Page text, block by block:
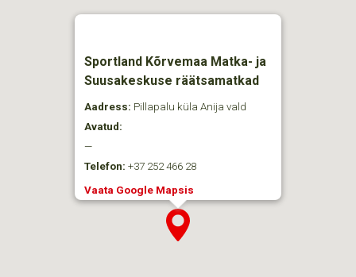
Sportland Kõrvemaa Matka- ja
Suusakeskuse räätsamatkad
Aadress: Pillapalu küla Anija vald
Avatud:
—
Telefon: +37 252 466 28
Vaata Google Mapsis